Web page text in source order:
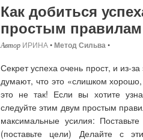
Как добиться
простым правилам
ИРИНА•Метод Сильва•
Секрет успеха очень прост, и из-
думают, что это «слишком
это не так! Если вы хотите
следуйте этим двум простым
максимальные усилия:
(поставьте цели) Делайте с